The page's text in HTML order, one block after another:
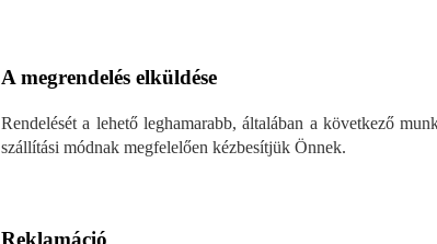
A megrendelés elküldése
Rendelését a lehető leghamarabb, általában a következő
szállítási módnak megfelelően kézbesítjük Önnek.
Reklamáció